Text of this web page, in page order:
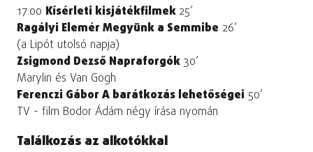
17:00 Kísérleti kisjátékfilmek 25’
Ragályi Elemér Megyünk a Semmibe 26’
(a Lipót utolsó napja)
Zsigmond Dezső Napraforgók 30’
Marylin és Van Gogh
Ferenczi Gábor A barátkozás lehetőségei 50’
TV - film Bodor Ádám négy írása nyomán
Találkozás az alkotókkal